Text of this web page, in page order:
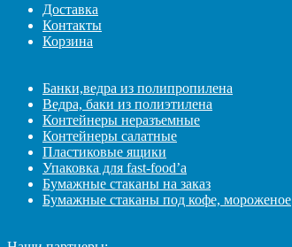
Доставка
Контакты
Корзина
Банки,ведра из полипропилена
Ведра, баки из полиэтилена
Контейнеры неразъемные
Контейнеры салатные
Пластиковые ящики
Упаковка для fast-food’а
Бумажные стаканы на заказ
Бумажные стаканы под кофе, мороженое